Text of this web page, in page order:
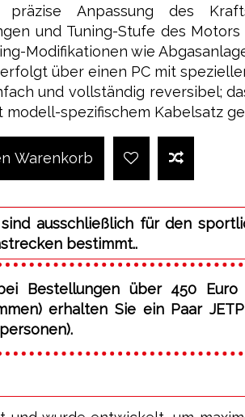
Anpassung des
und Tuning-Stufe des
Modifikationen wie
über einen PC mit
und vollständig reversibel;
modell-spezifischem Kabelsatz
Warenkorb
ausschließlich für den
bestimmt..
Bestellungen über 450 Euro
erhalten Sie ein Paar